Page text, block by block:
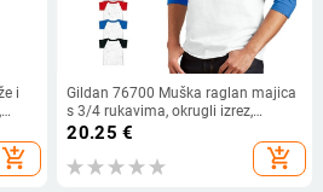
i
add_shopping_cart
Gildan 76700 Muška raglan majica
s 3/4 rukavima, okrugli izrez,
pamuk, 180 g/m², jednobojna
20.25 €
add_shopping_cart